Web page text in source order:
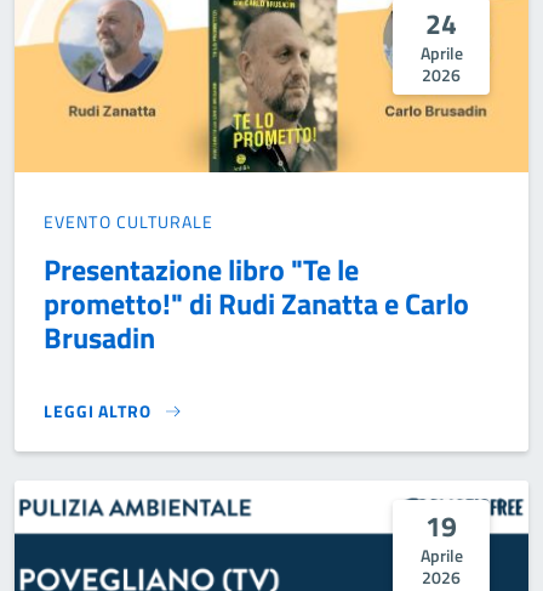
24
Aprile
2026
EVENTO CULTURALE
Presentazione libro "Te le
prometto!" di Rudi Zanatta e Carlo
Brusadin
LEGGI ALTRO
PRESENTAZIONE LIBRO "TE LE PROMETTO!" DI RUDI
19
Aprile
2026